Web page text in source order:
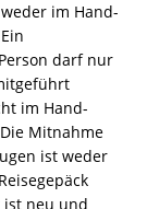
im Hand-
darf nur
im Hand-
Mitnahme
ist weder
ist neu und